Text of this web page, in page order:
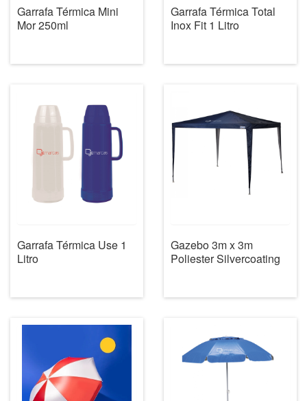
Garrafa Térmica Mini
Mor 250ml
Garrafa Térmica Total
Inox Fit 1 Litro
Garrafa Térmica Use 1
Litro
Gazebo 3m x 3m
Poliester Silvercoating